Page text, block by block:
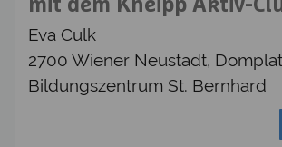
mit dem Kneipp Aktiv-
Eva Culk
2700 Wiener Neustadt,
Bildungszentrum St. Bernhard